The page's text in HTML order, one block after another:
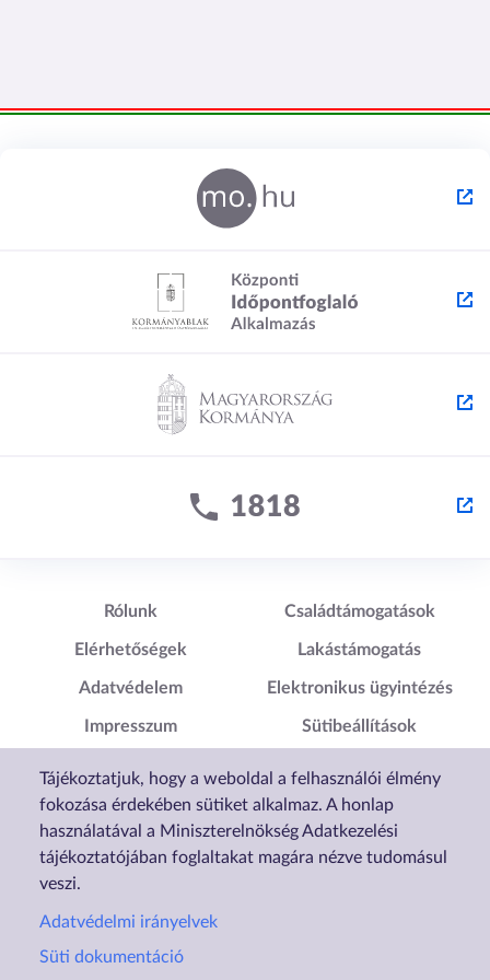
Tájékoztatjuk, hogy a weboldal a felhasználói élmény
fokozása érdekében sütiket alkalmaz. A honlap
használatával a Miniszterelnökség Adatkezelési
tájékoztatójában foglaltakat magára nézve tudomásul
veszi.
Adatvédelmi irányelvek
Süti dokumentáció
Lábléc1
Rólunk
Elérhetőségek
Adatvédelem
Impresszum
Nyilatkozat
Lábléc2
Családtámogatások
Lakástámogatás
Elektronikus ügyintézés
Sütibeállítások